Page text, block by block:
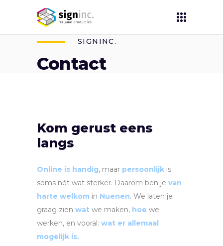
SIGNINC.
Contact
Kom gerust eens
langs
Online is handig, maar persoonlijk is
soms nét wat sterker. Daarom ben je van
harte welkom in Nuenen. We laten je
graag zien wat we maken, hoe we
werken, en vooral: wat er allemaal
mogelijk is.